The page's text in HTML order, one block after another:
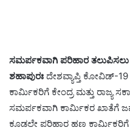
ಸಮರ್ಪಕವಾಗಿ ಪರಿಹಾರ
ಶಹಾಪುರಃ ದೇಶವ್ಯಾಪ್ತಿ ಕೋವಿಡ್-19
ಕಾರ್ಮಿಕರಿಗೆ ಕೇಂದ್ರ ಮತ್ತು ರಾಜ್ಯ
ಸಮರ್ಪಕವಾಗಿ ಕಾರ್ಮಿಕರ ಖಾತೆಗೆ
ಕೂಡಲೇ ಪರಿಹಾರ ಹಣ ಕಾರ್ಮಿಕರಿಗೆ